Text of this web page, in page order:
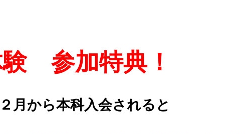
験 参加特典！
月から本科入会されると